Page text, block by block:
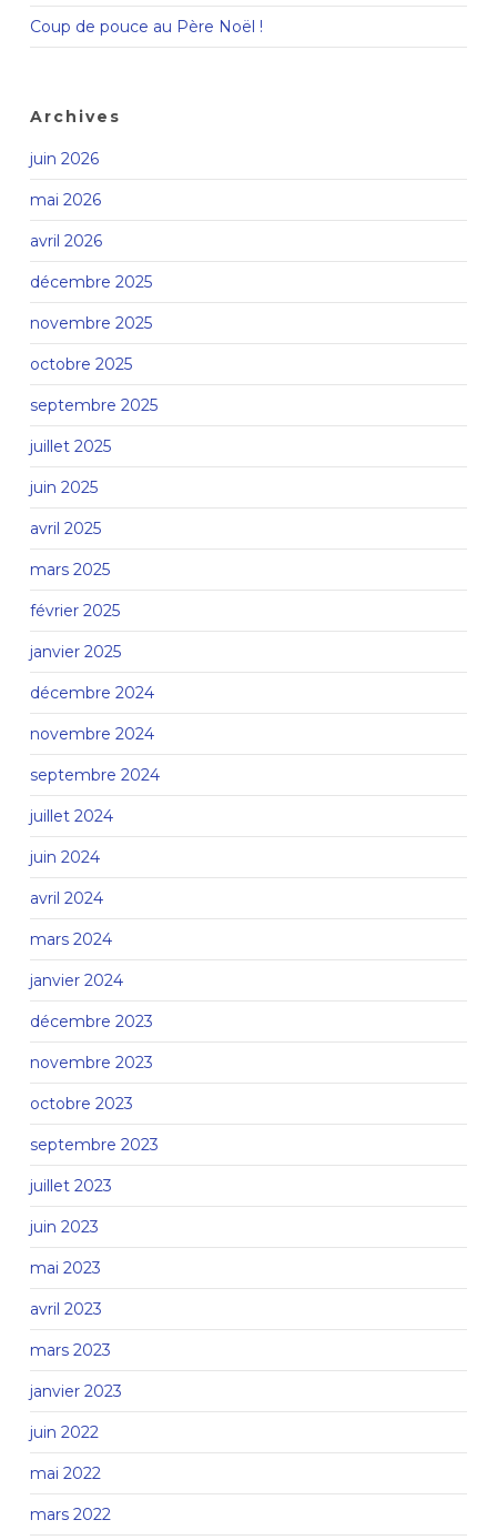
Coup de pouce au Père Noël !
Archives
juin 2026
mai 2026
avril 2026
décembre 2025
novembre 2025
octobre 2025
septembre 2025
juillet 2025
juin 2025
avril 2025
mars 2025
février 2025
janvier 2025
décembre 2024
novembre 2024
septembre 2024
juillet 2024
juin 2024
avril 2024
mars 2024
janvier 2024
décembre 2023
novembre 2023
octobre 2023
septembre 2023
juillet 2023
juin 2023
mai 2023
avril 2023
mars 2023
janvier 2023
juin 2022
mai 2022
mars 2022